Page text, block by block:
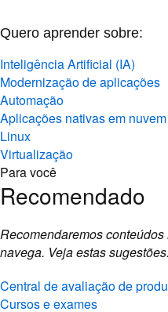
Quero aprender sobre:
Inteligência Artificial (IA)
Modernização de aplicações
Automação
Aplicações nativas em nuvem
Linux
Virtualização
Para você
Recomendado
Recomendaremos
navega. Veja estas
Central de avaliação de
Cursos e exames